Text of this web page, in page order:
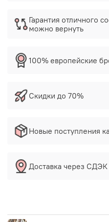
Гарантия отличного
можно вернуть
100% европейские
Скидки до 70%
Новые поступления
Доставка через